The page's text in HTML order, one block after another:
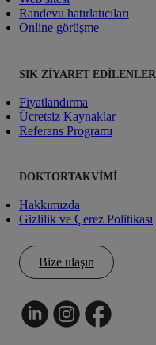
Randevu hatırlatıcıları
Online görüşme
SIK ZIYARET EDILENLER
Fiyatlandırma
Ücretsiz Kaynaklar
Referans Programı
DOKTORTAKVIMI
Hakkımızda
Gizlilik ve Çerez Politikası
Bize ulaşın